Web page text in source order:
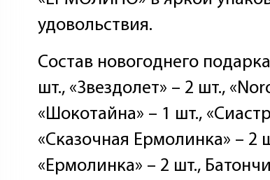
удовольствия.
Состав новогоднего
шт., «Звездолет» – 2 шт.,
«Шокотайна» – 1 шт.,
«Сказочная Ермолинка» – 2
«Ермолинка» – 2 шт.,